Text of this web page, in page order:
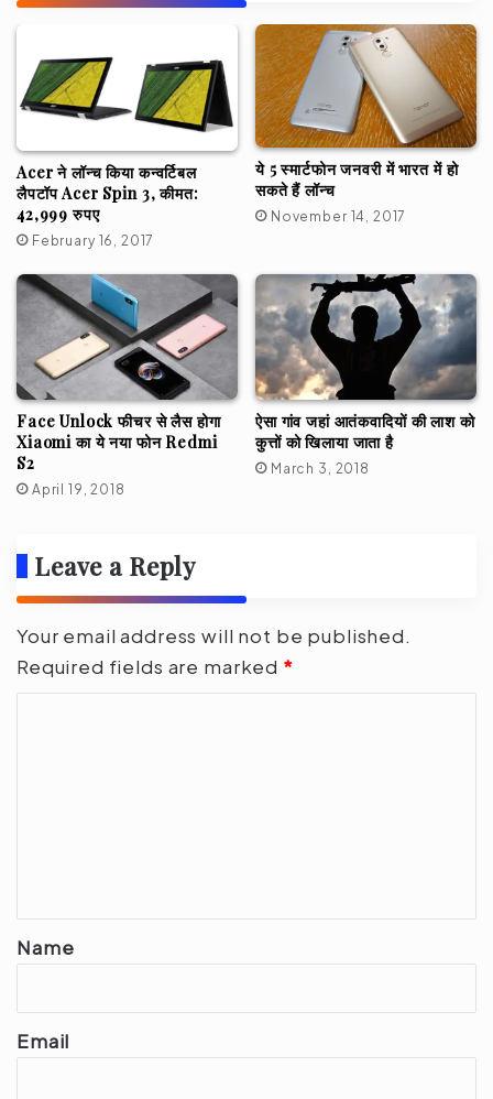
Acer ने लॉन्च किया कन्वर्टिबल
लैपटॉप Acer Spin 3, कीमत:
42,999 रुपए
February 16, 2017
ये 5 स्मार्टफोन जनवरी में भारत में हो
सकते हैं लॉन्च
November 14, 2017
Face Unlock फीचर से लैस होगा
Xiaomi का ये नया फोन Redmi
S2
April 19, 2018
ऐसा गांव जहां आतंकवादियों की लाश को
कुत्तों को खिलाया जाता है
March 3, 2018
Leave a Reply
Your email address will not be published.
Required fields are marked *
*
Name
Email